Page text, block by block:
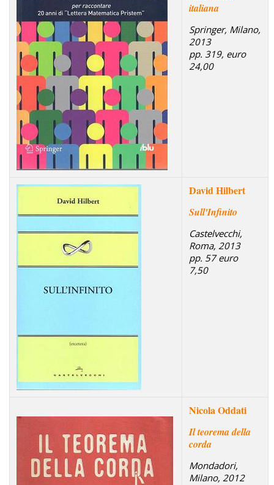
italiana
Springer, Milano,
2013
pp. 319, euro
24,00
David Hilbert
Sull'Infinito
Castelvecchi,
Roma, 2013
pp. 57 euro
7,50
Nicola Oddati
Il teorema della
corda
Mondadori,
Milano, 2012